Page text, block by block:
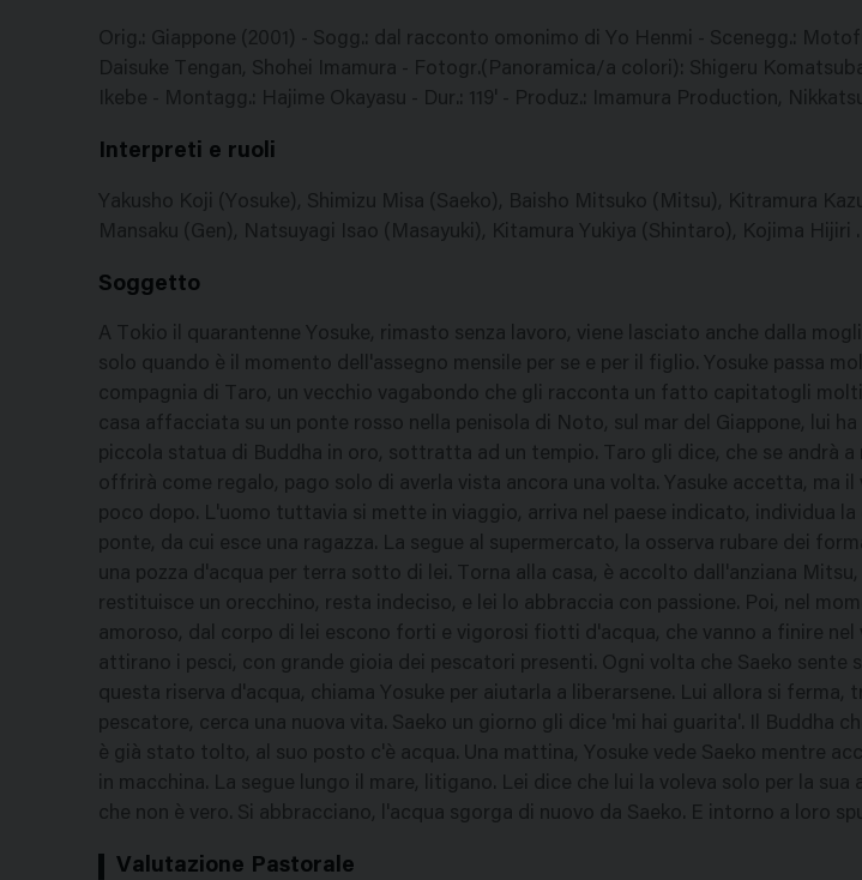
Orig.: Giappone (2001) - Sogg.: dal racconto omonimo di Yo Henmi - Scenegg.:
Daisuke Tengan, Shohei Imamura - Fotogr.(Panoramica/a colori): Shigeru
Ikebe - Montagg.: Hajime Okayasu - Dur.: 119' - Produz.: Imamura Production,
Interpreti e ruoli
Yakusho Koji (Yosuke), Shimizu Misa (Saeko), Baisho Mitsuko (Mitsu), Kitramura
Mansaku (Gen), Natsuyagi Isao (Masayuki), Kitamura Yukiya (Shintaro), Kojima Hijiri .
Soggetto
A Tokio il quarantenne Yosuke, rimasto senza lavoro, viene lasciato anche dalla
solo quando è il momento dell'assegno mensile per se e per il figlio. Yosuke passa
compagnia di Taro, un vecchio vagabondo che gli racconta un fatto capitatogli molti
casa affacciata su un ponte rosso nella penisola di Noto, sul mar del Giappone, lui
piccola statua di Buddha in oro, sottratta ad un tempio. Taro gli dice, che se andrà a
offrirà come regalo, pago solo di averla vista ancora una volta. Yasuke accetta, ma il
poco dopo. L'uomo tuttavia si mette in viaggio, arriva nel paese indicato, individua
ponte, da cui esce una ragazza. La segue al supermercato, la osserva rubare dei
una pozza d'acqua per terra sotto di lei. Torna alla casa, è accolto dall'anziana Mitsu,
restituisce un orecchino, resta indeciso, e lei lo abbraccia con passione. Poi, nel
amoroso, dal corpo di lei escono forti e vigorosi fiotti d'acqua, che vanno a finire nel
attirano i pesci, con grande gioia dei pescatori presenti. Ogni volta che Saeko sente
questa riserva d'acqua, chiama Yosuke per aiutarla a liberarsene. Lui allora si ferma,
pescatore, cerca una nuova vita. Saeko un giorno gli dice 'mi hai guarita'. Il Buddha
è già stato tolto, al suo posto c'è acqua. Una mattina, Yosuke vede Saeko mentre
in macchina. La segue lungo il mare, litigano. Lei dice che lui la voleva solo per la sua
che non è vero. Si abbracciano, l'acqua sgorga di nuovo da Saeko. E intorno a loro
Valutazione Pastorale